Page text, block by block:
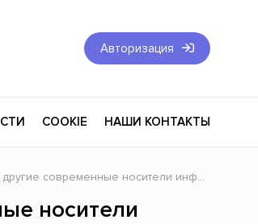
Авторизация
COOKIE НАШИ КОНТАКТЫ
современные носители информации
носители